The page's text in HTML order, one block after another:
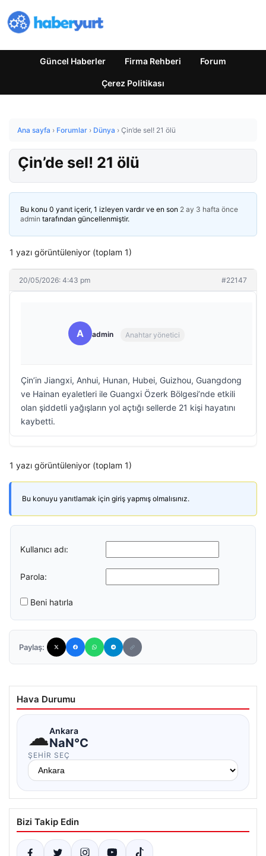
Güncel Haberler Firma Rehberi Forum
Çerez Politikası
Ana sayfa › Forumlar › Dünya › Çin’de sel! 21 ölü
Çin’de sel! 21 ölü
Bu konu 0 yanıt içerir, 1 izleyen vardır ve en son 2 ay 3 hafta önce
admin tarafından güncellenmiştir.
1 yazı görüntüleniyor (toplam 1)
20/05/2026: 4:43 pm #22147
A admin Anahtar yönetici
Çin’in Jiangxi, Anhui, Hunan, Hubei, Guizhou, Guangdong
ve Hainan eyaletleri ile Guangxi Özerk Bölgesi’nde etkili
olan şiddetli yağışların yol açtığı sellerde 21 kişi hayatını
kaybetti.
1 yazı görüntüleniyor (toplam 1)
Bu konuyu yanıtlamak için giriş yapmış olmalısınız.
Kullanıcı adı:
Parola:
Beni hatırla
Paylaş:
Hava Durumu
☁Ankara
NaN°C
ŞEHIR SEÇ
Bizi Takip Edin